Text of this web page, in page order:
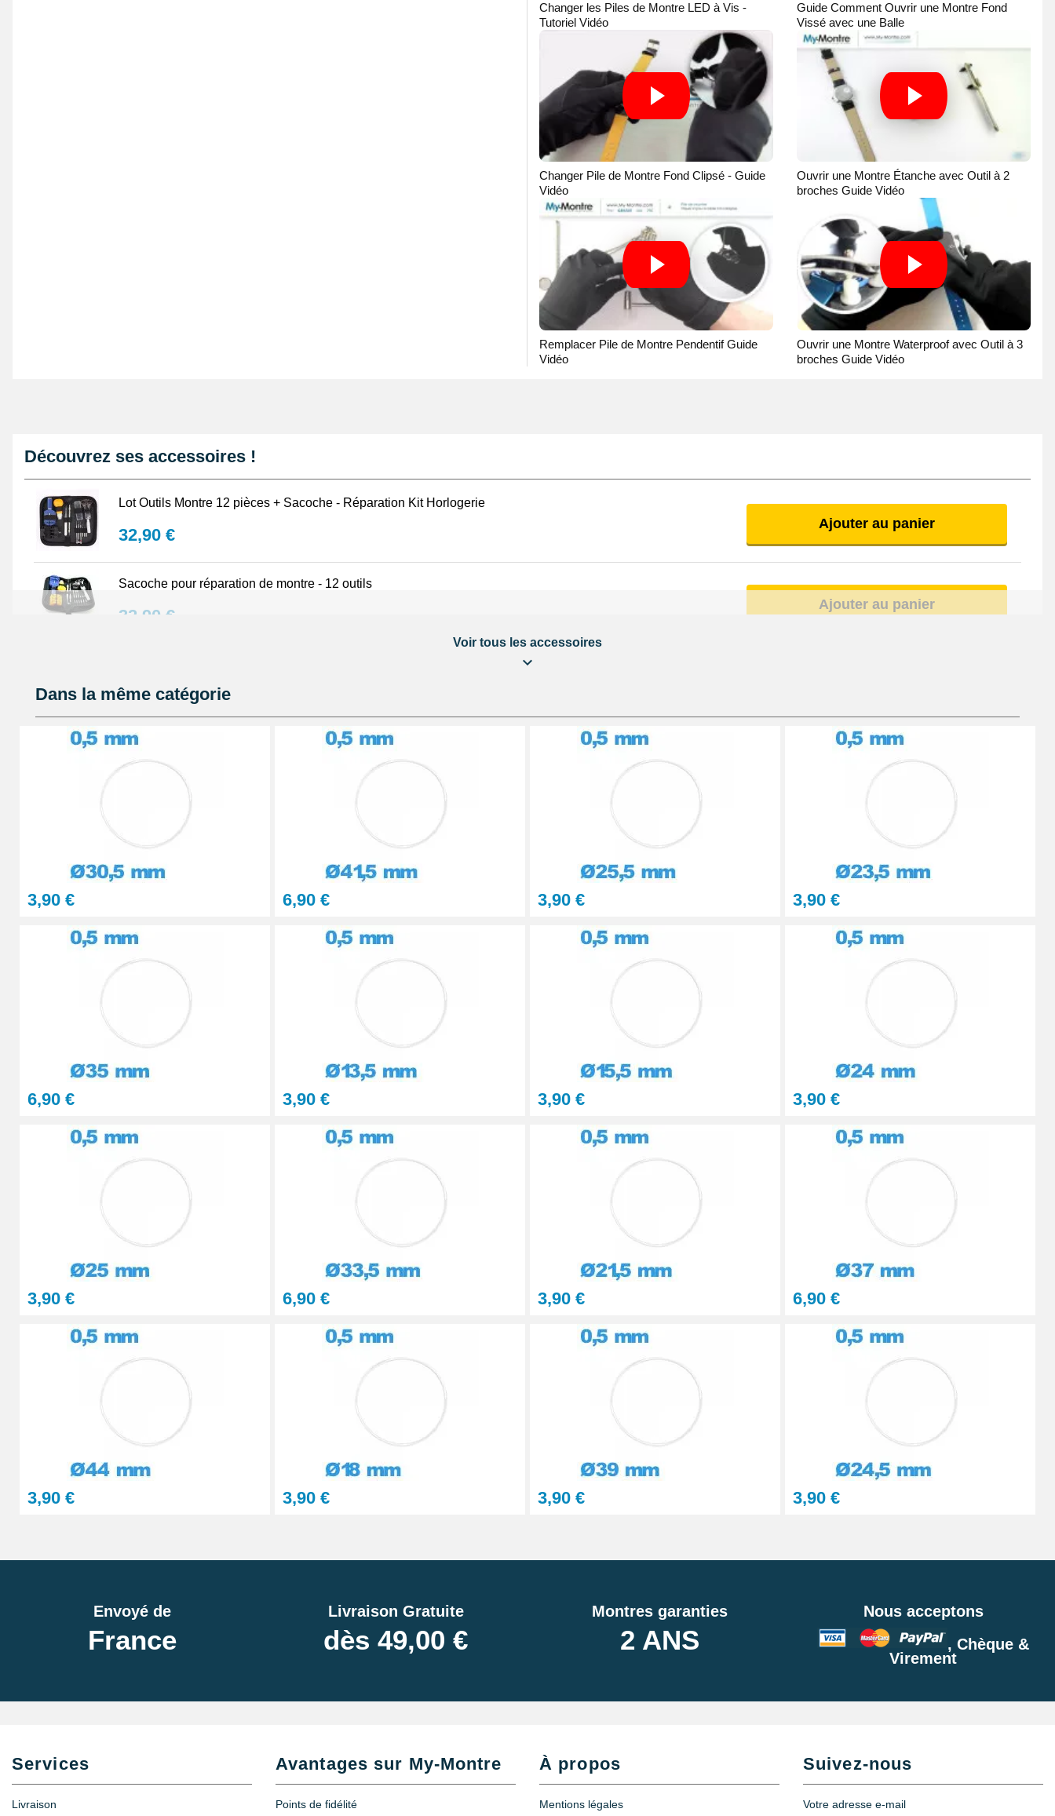
Changer les Piles de Montre LED à Vis -
Tutoriel Vidéo
Guide Comment Ouvrir une Montre Fond
Vissé avec une Balle
Changer Pile de Montre Fond Clipsé - Guide
Vidéo
Ouvrir une Montre Étanche avec Outil à 2
broches Guide Vidéo
Remplacer Pile de Montre Pendentif Guide
Vidéo
Ouvrir une Montre Waterproof avec Outil à 3
broches Guide Vidéo
Découvrez ses accessoires !
Lot Outils Montre 12 pièces + Sacoche - Réparation Kit Horlogerie
32,90 €
Ajouter au panier
Sacoche pour réparation de montre - 12 outils
32,90 €
Ajouter au panier
8,90 €
Kit Réparation Montre Multifonction
23,90 €
Ajouter au panier
Voir tous les accessoires
Dans la même catégorie
3,90 € 6,90 € 3,90 € 3,90 €
6,90 € 3,90 € 3,90 € 3,90 €
3,90 € 6,90 € 3,90 € 6,90 €
3,90 € 3,90 € 3,90 € 3,90 €
Envoyé de
France
Livraison Gratuite
dès 49,00 €
Montres garanties
2 ANS
Nous acceptons
, Chèque &
Virement
Services
Livraison
Avantages sur My-Montre
Points de fidélité
À propos
Mentions légales
Suivez-nous
Votre adresse e-mail